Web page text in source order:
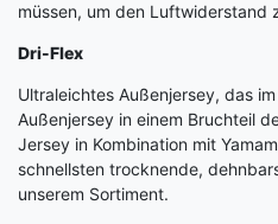
müssen, um den Luftwiderstand
Dri-Flex
Ultraleichtes Außenjersey, das
Außenjersey in einem Bruchteil
Jersey in Kombination mit
schnellsten trocknende,
unserem Sortiment.